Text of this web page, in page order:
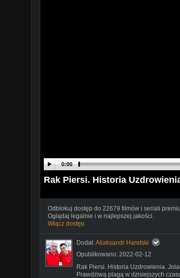
0:00
Rak Piersi. Historia
Odblokuj dostęp do 22679 filmów i seriali
Oglądaj legalnie i w najlepszej jakości.
Włącz dostęp
Dodał:Aliaksandr Haretski
Opublikowano: 2022-02-12
Rak Piersi. Historia Uzdrowienia.
Prawdziwą plagą w dzisiejszych